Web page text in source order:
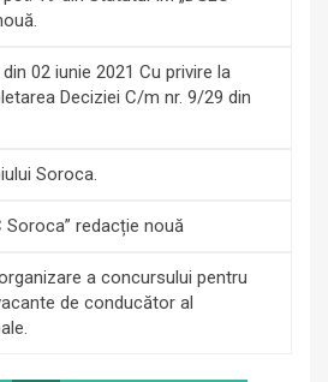
02 iunie 2021 Cu privire la
Deciziei C/m nr. 9/29 din
Soroca.
Soroca” redacție nouă
a concursului pentru
de conducător al